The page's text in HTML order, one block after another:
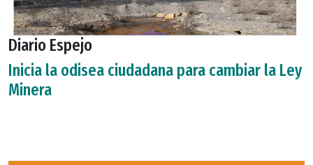
Diario Espejo
Inicia la odisea ciudadana para cambiar la Ley
Minera